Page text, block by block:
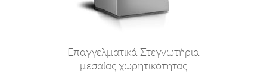
Επαγγελματικά Στεγνωτήρια
μεσαίας χωρητικότητας